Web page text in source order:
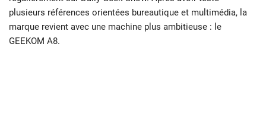
plusieurs références orientées bureautique et multimédia, la
marque revient avec une machine plus ambitieuse : le
GEEKOM A8.